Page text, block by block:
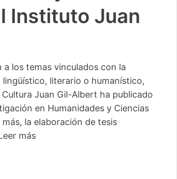
Instituto Juan
los temas vinculados con la
literario o humanístico,
Juan Gil-Albert ha publicado
en Humanidades y Ciencias
la elaboración de tesis
más